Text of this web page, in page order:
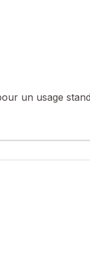
salle d’eau et wc,
terrasse
de plus de 3780
TER, et école A
étangs ( pêche et
ou accueillir
E-mail :
un usage